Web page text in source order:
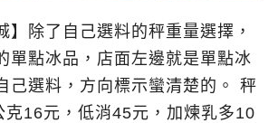
】除了自己選料的秤重量選擇，
單點冰品，店面左邊就是單點冰
己選料，方向標示蠻清楚的。 秤
克16元，低消45元，加煉乳多10